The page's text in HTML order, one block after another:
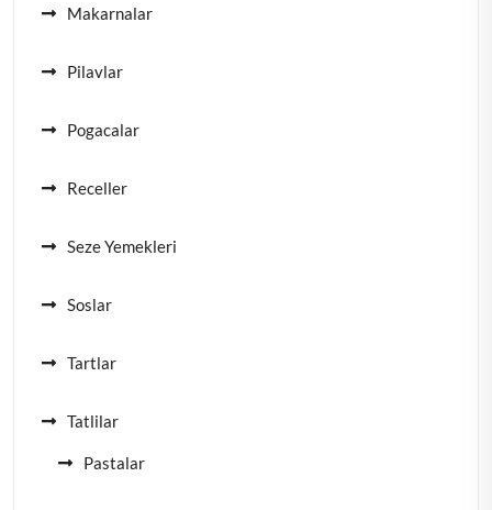
Makarnalar
Pilavlar
Pogacalar
Receller
Seze Yemekleri
Soslar
Tartlar
Tatlilar
Pastalar